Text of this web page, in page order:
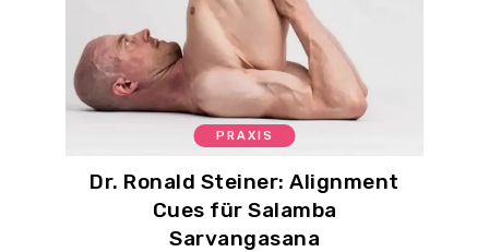
PRAXIS
Dr. Ronald Steiner: Alignment
Cues für Salamba
Sarvangasana